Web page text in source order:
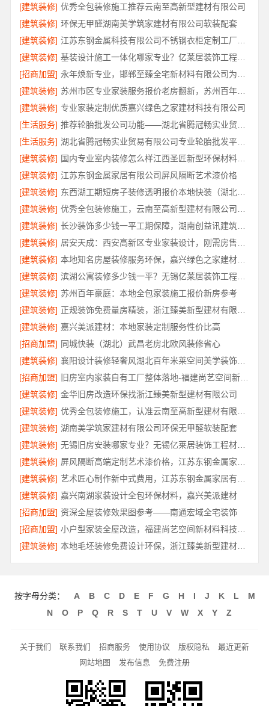
[建筑装修] 优秀全包装修施工推荐云南至高新型建材有限公司
[建筑装修] 环保无甲醛湖南美学筑家建材有限公司软装配套
[建筑装修]
[建筑装修]
基装设计施工一体化哪家专业？亿莱居装饰工程材料有限公司可靠
[招商加盟]
[建筑装修]
苏州市区专业家装服务报价老房翻新，苏州百年豪庭新材料有限公司
[建筑装修] 专业家装定制优质嘉兴绿色之家建材科技有限公司
[生活服务]
[生活服务]
湖北省腾冠畅实业贸易有限公司专业轮胎批发平台解决方案
[建筑装修]
国内专业室内装修怎么样江西圣匠新型环保材料有限公司
[建筑装修] 江苏东钢金属家居有限公司屏风隔断艺术漆价格
[建筑装修]
东西湖工期短房子装修透明报价本地快装（湖北）科技有限公司
[建筑装修]
[建筑装修]
长沙装饰多少钱一平工期保障，湖南创益讯建筑有限公司
[建筑装修]
[建筑装修]
本地知名房屋装修服务环保，嘉兴绿色之家建材科技有限公司绿色施工
[建筑装修]
滨湖公寓装修多少钱一平？无锡亿莱居装饰工程材料有限公司透明报价
[建筑装修] 苏州百年豪庭：本地全包家装施工报价新房参考
[建筑装修]
[建筑装修] 嘉兴美派建材：本地家装定制服务性价比高
[招商加盟] 同城快装（湖北）武昌老房北欧风装修省心
[建筑装修]
襄阳设计装修轻奢风湖北百年米莱空间美学装饰材料有限公司
[招商加盟]
旧房室内家装自有工厂整体落地-福建尚艺空间新材料科技有限公司
[建筑装修] 金华旧房改造环保找浙江臻美新型建材有限公司
[建筑装修]
[建筑装修] 湖南美学筑家建材有限公司环保无甲醛软装配套
[建筑装修]
无锡旧房安装哪家专业？无锡亿莱居装饰工程材料有限公司专业施工
[建筑装修]
[建筑装修]
[建筑装修] 嘉兴南湖家装设计全包环保材料，嘉兴美派建材
[招商加盟] 资深全屋装修效果图参考——南通宏域全宅装饰
[招商加盟]
[建筑装修]
本地毛坯装修免费设计环保，浙江臻美新型建材有限公司健康宜居
按字母分类： A B C D E F G H I J K L
M
N
O P Q R S T U V W X Y Z
关于我们 联系我们 招商服务 使用协议 版权隐私
最近更新
网站地图
发布信息 免费注册